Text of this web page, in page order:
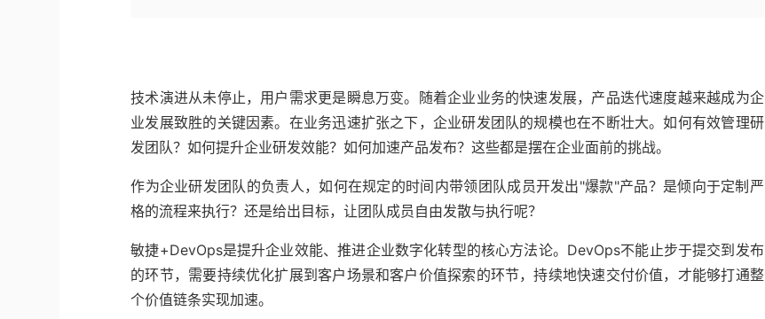
技术演进从未停止，用户需求更是瞬息万变。随着企业业务的快速发展，产品迭代速度越来越成为企
业发展致胜的关键因素。在业务迅速扩张之下，企业研发团队的规模也在不断壮大。如何有效管理研
发团队？如何提升企业研发效能？如何加速产品发布？这些都是摆在企业面前的挑战。
作为企业研发团队的负责人，如何在规定的时间内带领团队成员开发出"爆款"产品？是倾向于定制严
格的流程来执行？还是给出目标，让团队成员自由发散与执行呢？
敏捷+DevOps是提升企业效能、推进企业数字化转型的核心方法论。DevOps不能止步于提交到发布
的环节，需要持续优化扩展到客户场景和客户价值探索的环节，持续地快速交付价值，才能够打通整
个价值链条实现加速。